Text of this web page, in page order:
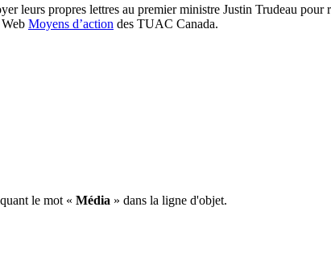
leurs propres lettres au premier ministre Justin Trudeau pour
Moyens d’action des TUAC Canada.
le mot « Média » dans la ligne d'objet.